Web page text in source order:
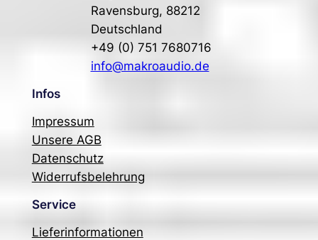
Ravensburg, 88212
Deutschland
+49 (0) 751 7680716
info@makroaudio.de
Infos
Impressum
Unsere AGB
Datenschutz
Widerrufsbelehrung
Service
Lieferinformationen